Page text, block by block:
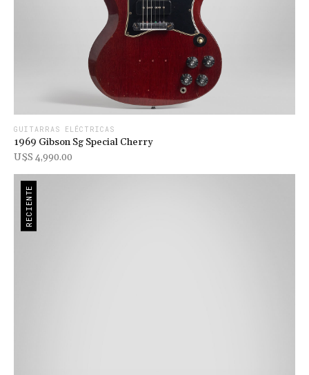
GUITARRAS ELÉCTRICAS
1969 Gibson Sg Special Cherry
U$s 4,990.00
RECIENTE